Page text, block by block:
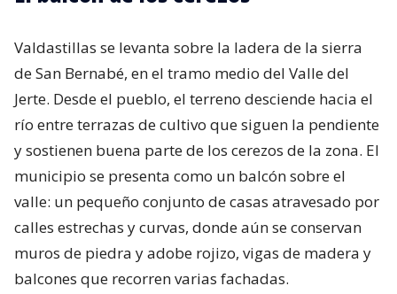
Valdastillas se levanta sobre la ladera de la sierra
de San Bernabé, en el tramo medio del Valle del
Jerte. Desde el pueblo, el terreno desciende hacia el
río entre terrazas de cultivo que siguen la pendiente
y sostienen buena parte de los cerezos de la zona. El
municipio se presenta como un balcón sobre el
valle: un pequeño conjunto de casas atravesado por
calles estrechas y curvas, donde aún se conservan
muros de piedra y adobe rojizo, vigas de madera y
balcones que recorren varias fachadas.